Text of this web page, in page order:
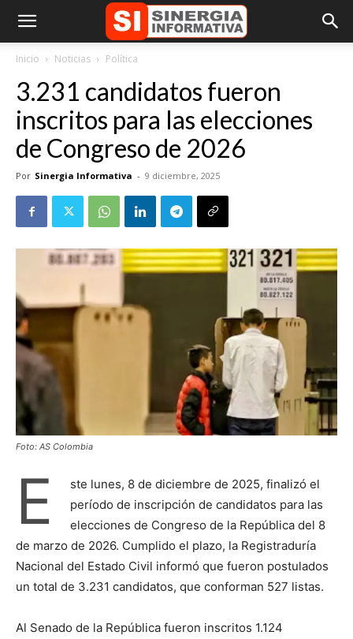
Inicio Noticias Política
3.231 candidatos fueron
inscritos para las elecciones
de Congreso de 2026
Por Sinergia Informativa - 9 diciembre, 2025
Foto: AS Colombia
E
ste lunes, 8 de diciembre de 2025, finalizó el
período de inscripción de candidatos para las
elecciones de Congreso de la República del 8
de marzo de 2026. Cumplido el plazo, la Registraduría
Nacional del Estado Civil informó que fueron postulados
un total de 3.231 candidatos, que conforman 527 listas.
Al Senado de la República fueron inscritos 1.124